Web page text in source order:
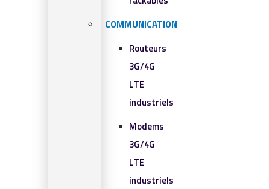
COMMUNICATION
Routeurs
3G/4G
LTE
industriels
Modems
3G/4G
LTE
industriels